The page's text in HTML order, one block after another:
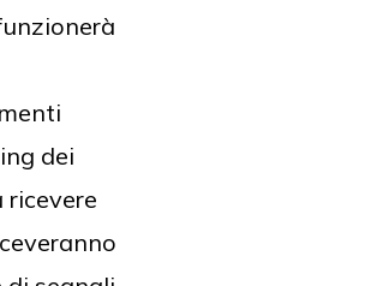
dei